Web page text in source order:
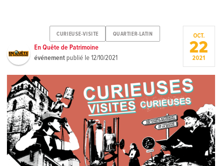
CURIEUSE-VISITE QUARTIER-LATIN
En Quête de Patrimoine
événement publié le12/10/2021
OCT.
22
2021